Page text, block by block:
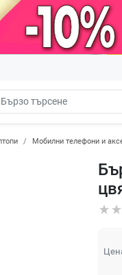
Мобилни телефони и